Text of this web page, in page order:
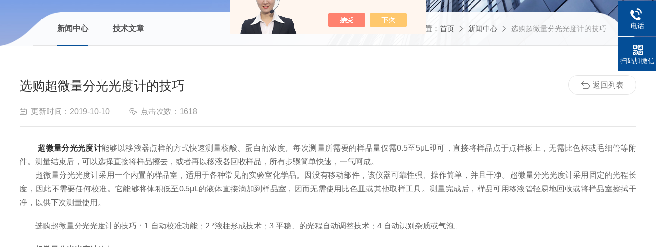
新闻中心 技术文章 当前位置： 首页 新闻中心 选购超微量分光光度计的技巧
选购超微量分光光度计的技巧
更新时间：2019-10-10 点击次数：1618
超微量分光光度计能够以移液器点样的方式快速测量核酸、蛋白的浓度。每次测量所需要的样品量仅需0.5至5μL即可，直接将样品点于点样板上，无需比色杯或毛细管等附
件。测量结束后，可以选择直接将样品擦去，或者再以移液器回收样品，所有步骤简单快速，一气呵成。
超微量分光光度计采用一个内置的样品室，适用于各种常见的实验室化学品。因没有移动部件，该仪器可靠性强、操作简单，并且干净。超微量分光光度计采用固定的光程长
度，因此不需要任何校准。它能够将体积低至0.5μL的液体直接滴加到样品室，因而无需使用比色皿或其他取样工具。测量完成后，样品可用移液管轻易地回收或将样品室擦拭干
净，以供下次测量使用。
选购超微量分光光度计的技巧：1.自动校准功能；2.*液柱形成技术；3.平稳、的光程自动调整技术；4.自动识别杂质或气泡。
返回列表
电话
扫码加微信